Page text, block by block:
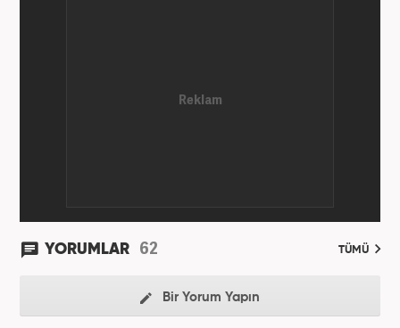
YORUMLAR 62 TÜMÜ
Bir Yorum Yapın